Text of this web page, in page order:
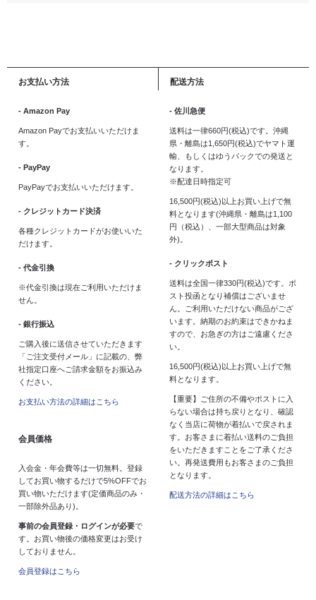
お支払い方法
- Amazon Pay
Amazon Payでお支払いいただけま
す。
- PayPay
PayPayでお支払いいただけます。
- クレジットカード決済
各種クレジットカードがお使いいた
だけます。
- 代金引換
※代金引換は現在ご利用いただけま
せん。
- 銀行振込
ご購入後に送信させていただきます
「ご注文受付メール」に記載の、弊
社指定口座へご請求金額をお振込み
ください。
お支払い方法の詳細はこちら
会員価格
入会金・年会費等は一切無料。登録
してお買い物するだけで5%OFFでお
買い物いただけます(定価商品のみ・
一部除外品あり)。
事前の会員登録・ログインが必要で
す。お買い物後の価格変更はお受け
しておりません。
会員登録はこちら
配送方法
- 佐川急便
送料は一律660円(税込)です。沖縄
県・離島は1,650円(税込)でヤマト運
輸、もしくはゆうパックでの発送と
なります。
※配達日時指定可
16,500円(税込)以上お買い上げで無
料となります(沖縄県・離島は1,100
円（税込）、一部大型商品は対象
外)。
- クリックポスト
送料は全国一律330円(税込)です。ポ
スト投函となり補償はございませ
ん。ご利用いただけない商品がござ
います。納期のお約束はできかねま
すので、お急ぎの方はご遠慮くださ
い。
16,500円(税込)以上お買い上げで無
料となります。
【重要】ご住所の不備やポストに入
らない場合は持ち戻りとなり、確認
なく当店に荷物が着払いで戻されま
す。お客さまに着払い送料のご負担
をいただきますことをご了承くださ
い。再発送費用もお客さまのご負担
となります。
配送方法の詳細はこちら